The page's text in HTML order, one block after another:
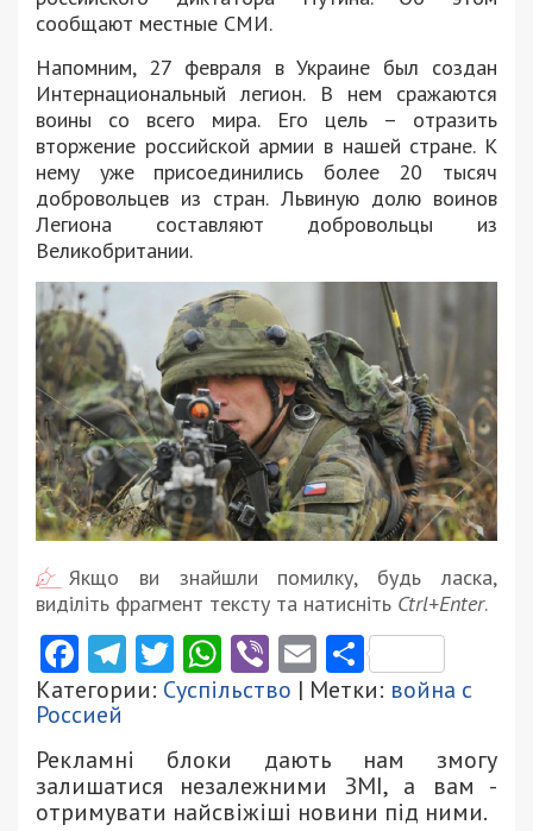
сообщают местные СМИ.
Напомним, 27 февраля в Украине был создан
Интернациональный легион. В нем сражаются
воины со всего мира. Его цель – отразить
вторжение российской армии в нашей стране. К
нему уже присоединились более 20 тысяч
добровольцев из стран. Львиную долю воинов
Легиона составляют добровольцы из
Великобритании.
Якщо ви знайшли помилку, будь ласка,
виділіть фрагмент тексту та натисніть Ctrl+Enter.
Facebook
Telegram
Twitter
WhatsApp
ViberEmail
Категории: Суспільство | Метки: война с
Россией
Рекламні блоки дають нам змогу
залишатися незалежними ЗМІ, а вам -
отримувати найсвіжіші новини під ними.